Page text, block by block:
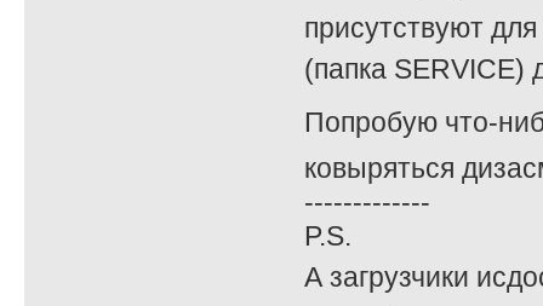
присутствуют
(папка SERVICE)
Попробую что-
ковыряться
-------------
P.S.
А загрузчики